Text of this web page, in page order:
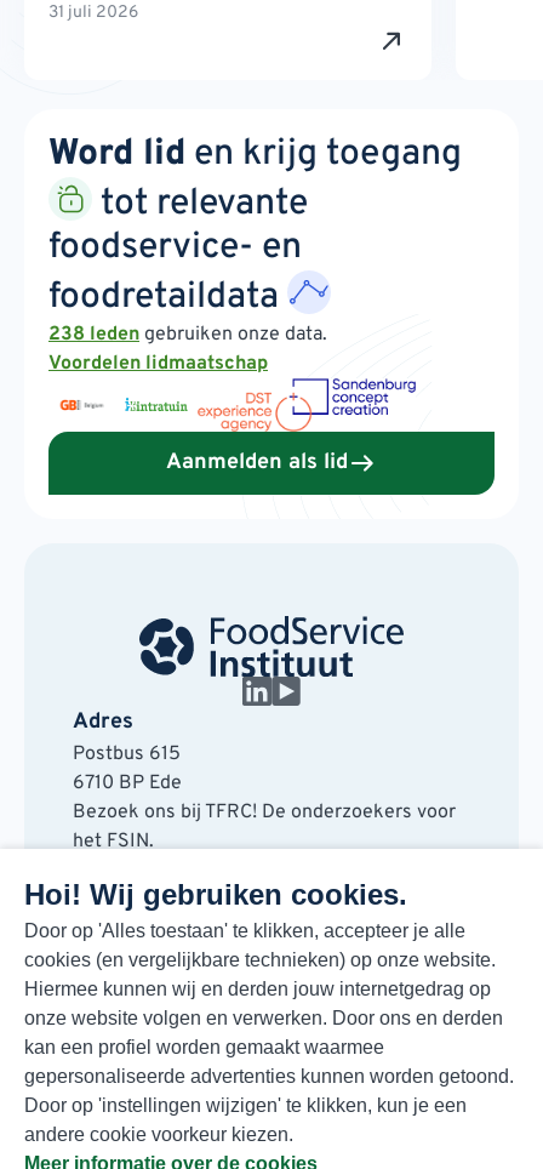
Hoi! Wij gebruiken cookies.
Door op 'Alles toestaan' te klikken, accepteer je alle
cookies (en vergelijkbare technieken) op onze website.
Hiermee kunnen wij en derden jouw internetgedrag op
onze website volgen en verwerken. Door ons en derden
kan een profiel worden gemaakt waarmee
gepersonaliseerde advertenties kunnen worden getoond.
Door op 'instellingen wijzigen' te klikken, kun je een
andere cookie voorkeur kiezen.
Meer informatie over de cookies
31 juli 2026
Word lid en krijg toegang
tot relevante
foodservice- en
foodretaildata
238 leden gebruiken onze data.
Voordelen lidmaatschap
Aanmelden als lid
Adres
Postbus 615
6710 BP Ede
Bezoek ons bij TFRC! De onderzoekers voor
het FSIN.
6717 LT Ede
Contact
088 730 48 00
info@fsin.nl
Nieuwsbrief
Elke maand de beste insights en outlooks
voor de foodmarkt!
Inschrijven